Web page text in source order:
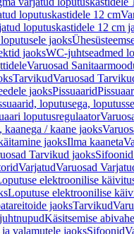
loputuskastidele 12 cm
loputuskastidele 12 cm
jaoks
jaoksWC-juhtseadmed
Varuosad
TarvikudVaruosad
jaoksPissuaarid
loputusega,
loputusregulaator
/ kaane jaoks
jaoksIlma kaaneta
Tarvikud jaoks
VarjatudVaruosad
elektroonilise
Loputuse elektroonilise
jaoksTarvikud
Käsitsemise
valamutele jaoksSifoonid